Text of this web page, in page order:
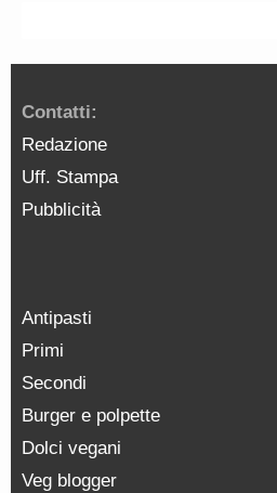
Contatti:
Redazione
Uff. Stampa
Pubblicità
Antipasti
Primi
Secondi
Burger e polpette
Dolci vegani
Veg blogger